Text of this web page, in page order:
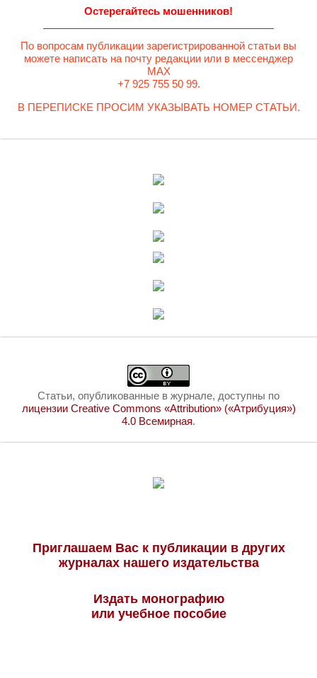
Остерегайтесь мошенников!
По вопросам публикации зарегистрированной статьи вы
можете написать на почту редакции или в мессенджер
MAX
+7 925 755 50 99.
В ПЕРЕПИСКЕ ПРОСИМ УКАЗЫВАТЬ НОМЕР СТАТЬИ.
Статьи, опубликованные в журнале, доступны по
лицензии Creative Commons «Attribution» («Атрибуция»)
4.0 Всемирная.
Приглашаем Вас к публикации в других
журналах нашего издательства
Издать монографию
или учебное пособие